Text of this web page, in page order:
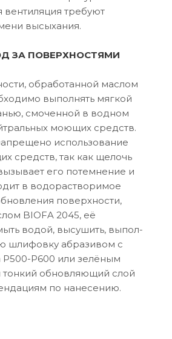
вентиляция требуют
высыхания.
ЗА ПОВЕРХНОСТЯМИ
обработанной маслом
выполнять мягкой
смоченной в водном
моющих средств.
использование
средств, так как щелочь
его потемнение и
в водорастворимое
поверхности,
BIOFA 2045, её
водой, высушить, выпол-
шлифовку абразивом с
Р600 или зелёным
тонкий обновляющий слой
по нанесению.